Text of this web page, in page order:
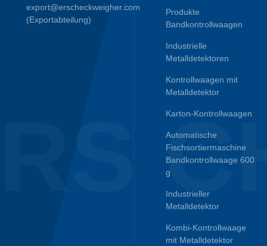
export@erscheckweigher.com
(Exportabteilung)
Produkte
Bandkontrollwaagen
Industrielle
Metalldetektoren
Kontrollwaagen mit
Metalldetektor
Karton-Kontrollwaagen
Automatische
Fischsortiermaschine
Bandkontrollwaage 600
g
Industrieller
Metalldetektor
Kombi-Kontrollwaage
mit Metalldetektor